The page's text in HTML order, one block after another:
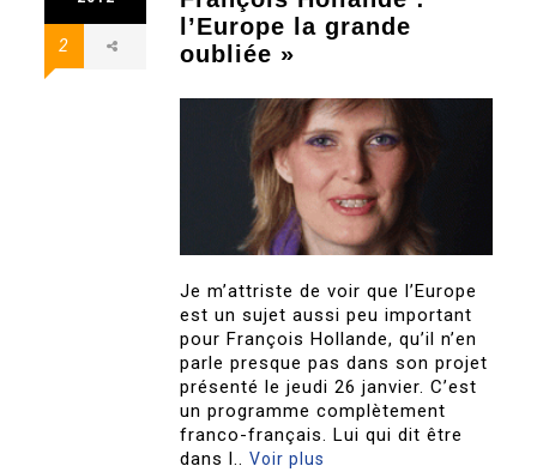
2
l’Europe la grande
oubliée »
Je m’attriste de voir que l’Europe
est un sujet aussi peu important
pour François Hollande, qu’il n’en
parle presque pas dans son projet
présenté le jeudi 26 janvier. C’est
un programme complètement
franco-français. Lui qui dit être
dans l..Voir plus